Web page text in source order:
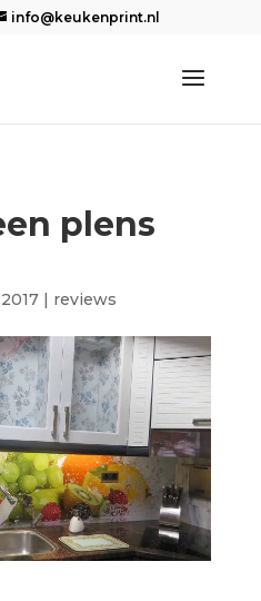
info@keukenprint.nl
plens
| reviews